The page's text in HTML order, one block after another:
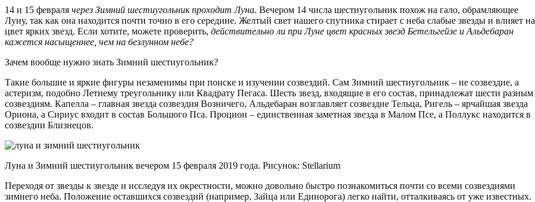
14 и 15 февраля через Зимний шестиугольник проходит Луна. Вечером 14 числа шестиугольник похож на гало, обрамляющее
Луну, так как она находится почти точно в его середине. Желтый свет нашего спутника стирает с неба слабые звезды и влияет на
цвет ярких звезд. Если хотите, можете проверить, действительно ли при Луне цвет красных звезд Бетельгейзе и Альдебаран
кажется насыщеннее, чем на безлунном небе?
Зачем вообще нужно знать Зимний шестиугольник?
Такие большие и яркие фигуры незаменимы при поиске и изучении созвездий. Сам Зимний шестиугольник – не созвездие, а
астеризм, подобно Летнему треугольнику или Квадрату Пегаса. Шесть звезд, входящие в его состав, принадлежат шести разным
созвездиям. Капелла – главная звезда созвездия Возничего, Альдебаран возглавляет созвездие Тельца, Ригель – ярчайшая звезда
Ориона, а Сириус входит в состав Большого Пса. Процион – единственная заметная звезда в Малом Псе, а Поллукс находится в
созвездии Близнецов.
Луна и Зимний шестиугольник вечером 15 февраля 2019 года. Рисунок: Stellarium
Переходя от звезды к звезде и исследуя их окрестности, можно довольно быстро познакомиться почти со всеми созвездиями
зимнего неба. Положение оставшихся созвездий (например, Зайца или Единорога) легко найти, отталкиваясь от уже известных.